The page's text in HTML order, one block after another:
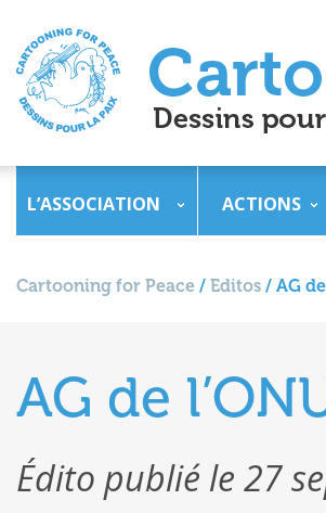
L’ASSOCIATION ACTIONS
Cartooning for Peace / Editos / AG
AG de
Édito publié le 27